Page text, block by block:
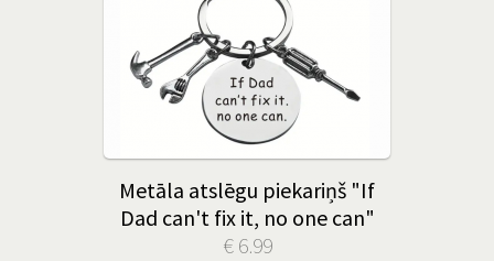
Metāla atslēgu piekariņš "If
Dad can't fix it, no one can"
€ 6.99